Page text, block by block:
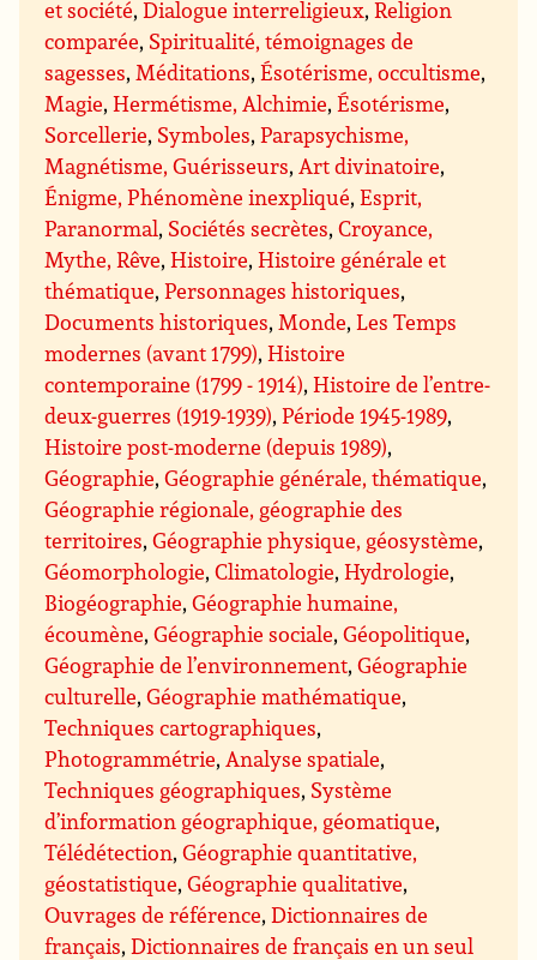
et société,Dialogue interreligieux,Religion
comparée, Spiritualité, témoignages de
sagesses, Méditations,Ésotérisme, occultisme,
Magie,Hermétisme, Alchimie,Ésotérisme,
Sorcellerie, Symboles,Parapsychisme,
Magnétisme, Guérisseurs, Art divinatoire,
Énigme, Phénomène inexpliqué,Esprit,
Paranormal, Sociétés secrètes,Croyance,
Mythe, Rêve,Histoire,Histoire générale et
thématique,Personnages historiques,
Documents historiques, Monde,Les Temps
modernes (avant 1799),Histoire
contemporaine (1799 - 1914),Histoire de l’entre-
deux-guerres (1919-1939),Période 1945-1989,
Histoire post-moderne (depuis 1989),
Géographie,Géographie générale, thématique,
Géographie régionale, géographie des
territoires,Géographie physique, géosystème,
Géomorphologie,Climatologie,Hydrologie,
Biogéographie,Géographie humaine,
écoumène,Géographie sociale,Géopolitique,
Géographie de l’environnement,Géographie
culturelle,Géographie mathématique,
Techniques cartographiques,
Photogrammétrie, Analyse spatiale,
Techniques géographiques, Système
d’information géographique, géomatique,
Télédétection,Géographie quantitative,
géostatistique,Géographie qualitative,
Ouvrages de référence,Dictionnaires de
français,Dictionnaires de français en un seul